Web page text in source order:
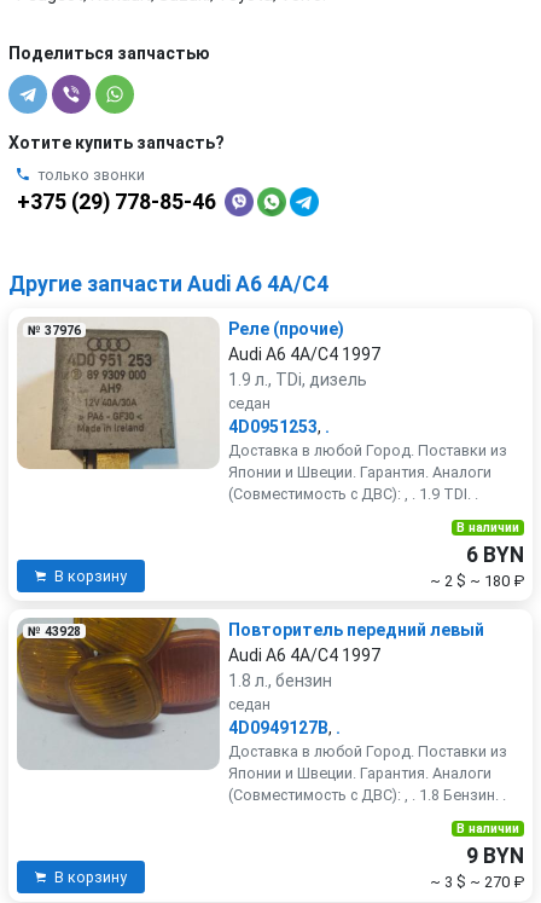
Поделиться запчастью
Хотите купить запчасть?
только звонки
+375 (29) 778-85-46
Другие запчасти Audi A6 4A/C4
№ 37976
Реле (прочие)
Audi A6 4A/C4 1997
1.9 л., TDi, дизель
седан
4D0951253, .
Доставка в любой Город. Поставки из
Японии и Швеции. Гарантия. Аналоги
(Совместимость с ДВС): , . 1.9 TDI. .
В корзину
В наличии
6 BYN
~ 2 $ ~ 180 ₽
№ 43928
Повторитель передний левый
Audi A6 4A/C4 1997
1.8 л., бензин
седан
4D0949127B, .
Доставка в любой Город. Поставки из
Японии и Швеции. Гарантия. Аналоги
(Совместимость с ДВС): , . 1.8 Бензин. .
В корзину
В наличии
9 BYN
~ 3 $ ~ 270 ₽